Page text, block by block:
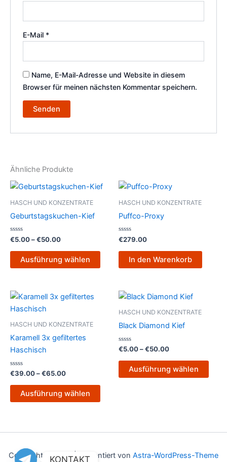
E-Mail *
Name, E-Mail-Adresse und Website in diesem
Browser für meinen nächsten Kommentar speichern.
Ähnliche Produkte
HASCH UND KONZENTRATE
Geburtstagskuchen-Kief
Bewertet
0
€5.00–€50.00
Preisspanne:
bis
Ausführung wählen
Dieses
Produkt
Varianten
Optionen
werden
HASCH UND KONZENTRATE
Puffco-Proxy
Bewertet
0
€279.00
In den Warenkorb
HASCH UND KONZENTRATE
Karamell 3x gefiltertes
Haschisch
Bewertet
0
€39.00–€65.00
Preisspanne:
€39.00
Ausführung wählen
Dieses
Produkt
Varianten
werden
HASCH UND KONZENTRATE
Black Diamond Kief
Bewertet
0
€5.00–€50.00
Preisspanne:
€5.00
bis
Ausführung wählen
Copyright © 2026 | Präsentiert von Astra-WordPress-Theme
KONTAKT